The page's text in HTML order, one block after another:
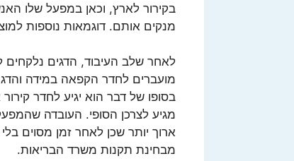
בקירור לארץ, וכאן במפעל שלו
מנקים אותם. דוגמאות נוספות
לאחר שלב העיבוד, הדגים נלקחים
מועברים לחדר הקפאה במידה והדג
בסופו של דבר הוא יגיע לחדר
מגיע לצרכן הסופי. העובדה
ארוך יותר שכן לאחר זמן מסוים בלי
מבחינת תקנות משרד הבריאות.